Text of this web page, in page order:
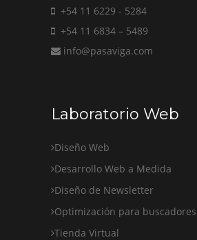
+54 11 6229 - 5284
+54 11 6834 – 5489
info@pasaviga.com
Laboratorio Web
Diseño Web
Desarrollo Web a Medida
Diseño de Newsletter
Optimización para buscadores
Tienda Virtual